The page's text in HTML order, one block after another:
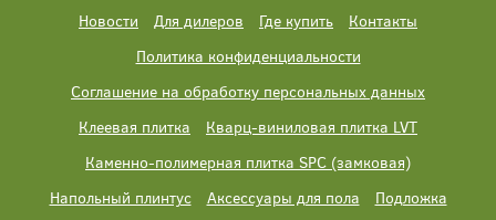
Новости Для дилеров Где купить
Контакты
Политика конфиденциальности
Соглашение на обработку персональных данных
Клеевая плитка
Кварц-виниловая плитка LVT
Каменно-полимерная плитка SPC (замковая)
Напольный плинтус
Аксессуары для пола
Подложка